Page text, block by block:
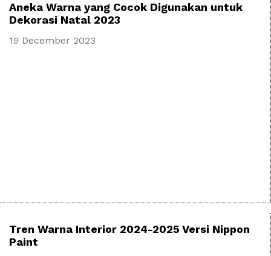
Aneka Warna yang Cocok Digunakan untuk
Dekorasi Natal 2023
19 December 2023
Tren Warna Interior 2024-2025 Versi Nippon
Paint